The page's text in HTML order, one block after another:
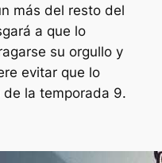
más del resto del
a que lo
su orgullo y
evitar que lo
la temporada 9.